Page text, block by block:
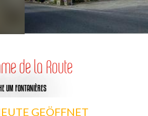
de la Route
UM FONTANIÈRES
GEÖFFNET